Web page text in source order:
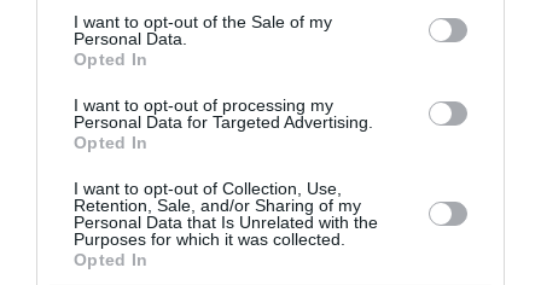
consent section.
I want to opt-out of the Sale of my
Personal Data.
Opted In
I want to opt-out of processing my
Personal Data for Targeted Advertising.
Opted In
I want to opt-out of Collection, Use,
Retention, Sale, and/or Sharing of my
Personal Data that Is Unrelated with the
Purposes for which it was collected.
Opted In
Ο Κωνσταντίνος Καρέτσας ανακοινώθηκε από την
Ντόρτμουντ και… σήκωσε μανίκια, αφού την Τετάρτη
(05.08.2026) έκανε την πρώτη του προπόνηση με
τους Βεστφαλούς, γνωρίζοντας -παράλληλα- από
κοντά και την “τρέλα” των...
16:00 | 05 Αυγούστου 2026